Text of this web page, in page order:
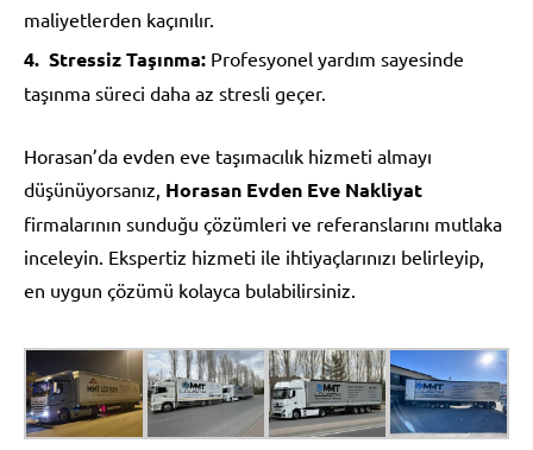
maliyetlerden kaçınılır.
Stressiz Taşınma: Profesyonel yardım sayesinde
taşınma süreci daha az stresli geçer.
Horasan’da evden eve taşımacılık hizmeti almayı
düşünüyorsanız, Horasan Evden Eve Nakliyat
firmalarının sunduğu çözümleri ve referanslarını mutlaka
inceleyin. Ekspertiz hizmeti ile ihtiyaçlarınızı belirleyip,
en uygun çözümü kolayca bulabilirsiniz.